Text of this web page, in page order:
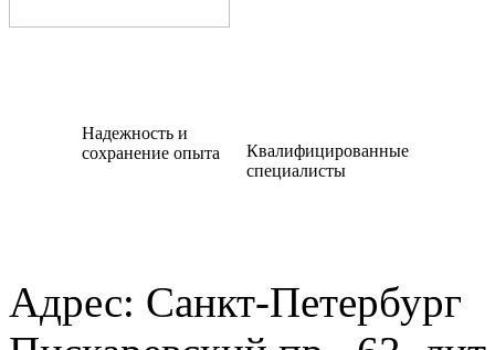
Надежность и
сохранение опыта
Квалифицированные
специалисты
Адрес: Санкт-Петербург